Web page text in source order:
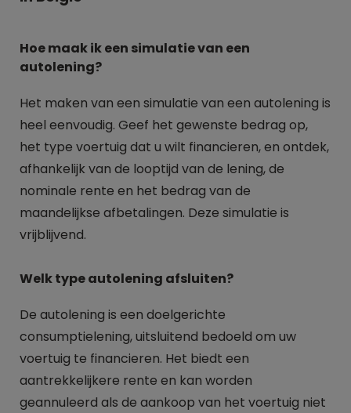
Hoe maak ik een simulatie van een
autolening?
Het maken van een simulatie van een autolening is
heel eenvoudig. Geef het gewenste bedrag op,
het type voertuig dat u wilt financieren, en ontdek,
afhankelijk van de looptijd van de lening, de
nominale rente en het bedrag van de
maandelijkse afbetalingen. Deze simulatie is
vrijblijvend.
Welk type autolening afsluiten?
De autolening is een doelgerichte
consumptielening, uitsluitend bedoeld om uw
voertuig te financieren. Het biedt een
aantrekkelijkere rente en kan worden
geannuleerd als de aankoop van het voertuig niet